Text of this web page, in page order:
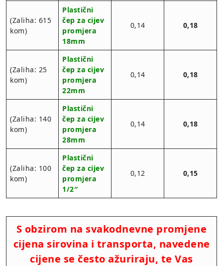
(Zaliha: 615
kom)
Plastični
čep za cijev
promjera
18mm
0,14 0,18
(Zaliha: 25
kom)
Plastični
čep za cijev
promjera
22mm
0,14 0,18
(Zaliha: 140
kom)
Plastični
čep za cijev
promjera
28mm
0,14 0,18
(Zaliha: 100
kom)
Plastični
čep za cijev
promjera
1/2″
0,12 0,15
S obzirom na svakodnevne promjene
cijena sirovina i transporta, navedene
cijene se često ažuriraju, te Vas